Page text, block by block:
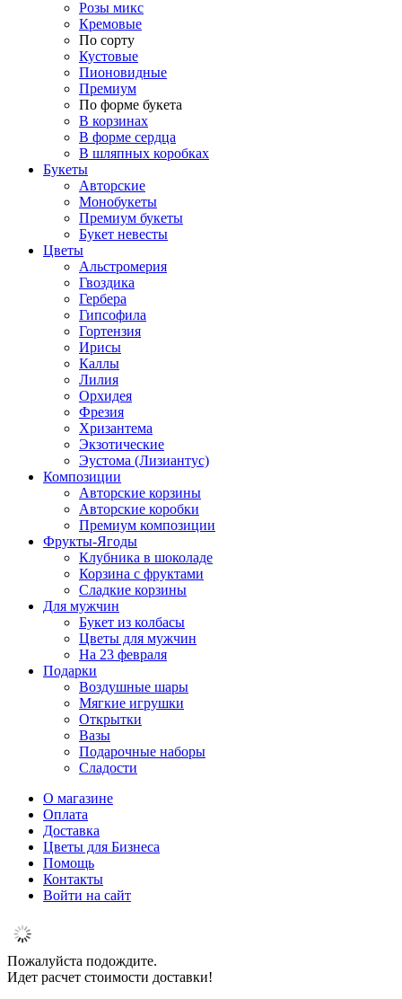
Розы микс
Кремовые
По сорту
Кустовые
Пионовидные
Премиум
По форме букета
В корзинах
В форме сердца
В шляпных коробках
Букеты
Авторские
Монобукеты
Премиум букеты
Букет невесты
Цветы
Альстромерия
Гвоздика
Гербера
Гипсофила
Гортензия
Ирисы
Каллы
Лилия
Орхидея
Фрезия
Хризантема
Экзотические
Эустома (Лизиантус)
Композиции
Авторские корзины
Авторские коробки
Премиум композиции
Фрукты-Ягоды
Клубника в шоколаде
Корзина с фруктами
Сладкие корзины
Для мужчин
Букет из колбасы
Цветы для мужчин
На 23 февраля
Подарки
Воздушные шары
Мягкие игрушки
Открытки
Вазы
Подарочные наборы
Сладости
О магазине
Оплата
Доставка
Цветы для Бизнеса
Помощь
Контакты
Войти на сайт
Пожалуйста подождите.
Идет расчет стоимости доставки!